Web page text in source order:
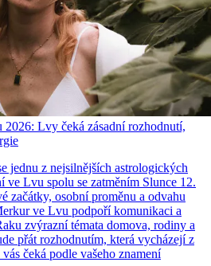
Lvy čeká zásadní rozhodnutí,
jednu z nejsilnějších astrologických
ve Lvu spolu se zatměním Slunce 12.
začátky, osobní proměnu a odvahu
ve Lvu podpoří komunikaci a
zvýrazní témata domova, rodiny a
přát rozhodnutím, která vycházejí z
čeká podle vašeho znamení